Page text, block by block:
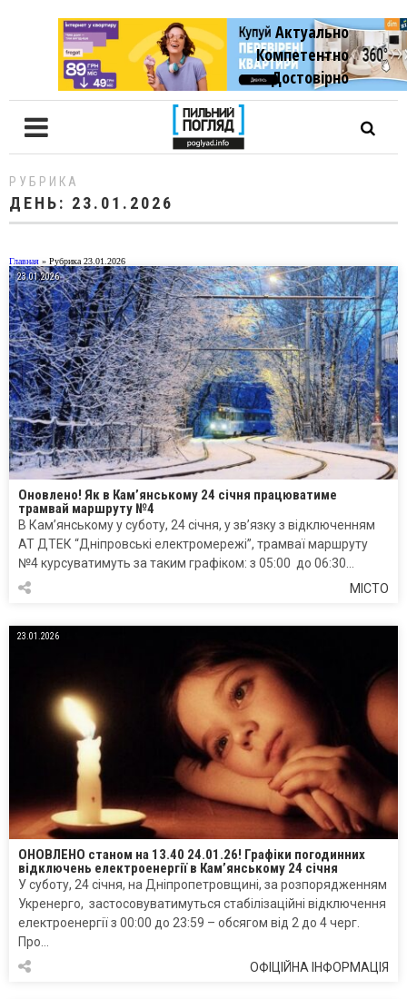
Актуально
Компетентно
Достовiрно
РУБРИКА
ДЕНЬ: 23.01.2026
Главная » Рубрика 23.01.2026
23.01.2026
Оновлено! Як в Кам’янському 24 січня працюватиме
трамвай маршруту №4
В Кам’янському у суботу, 24 січня, у зв’язку з відключенням
АТ ДТЕК “Дніпровські електромережі”, трамваї маршруту
№4 курсуватимуть за таким графіком: з 05:00 до 06:30…
МІСТО
23.01.2026
ОНОВЛЕНО станом на 13.40 24.01.26! Графіки погодинних
відключень електроенергії в Кам’янському 24 січня
У суботу, 24 січня, на Дніпропетровщині, за розпорядженням
Укренерго, застосовуватимуться стабілізаційні відключення
електроенергії з 00:00 до 23:59 – обсягом від 2 до 4 черг.
Про…
ОФІЦІЙНА ІНФОРМАЦІЯ